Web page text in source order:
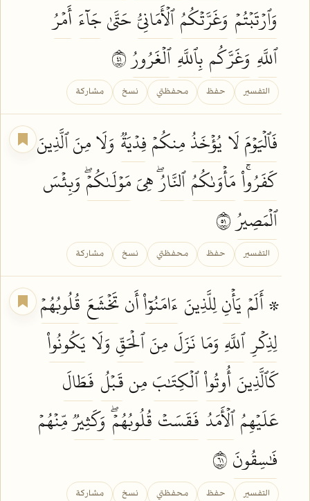
وَٱرۡتَبۡتُمۡ وَغَرَّتۡكُمُٱلۡأَمَانِيُّحَتَّىٰجَآءَ أَمۡرُ
ٱللَّهِ وَغَرَّكُم بِٱللَّهِ ٱلۡغَرُورُ
التفسير حفظ محفظتي نسخ مشاركة
فَٱلۡيَوۡمَلَا يُؤۡخَذُمِنكُمۡفِدۡيَةٞ وَلَا مِنَ ٱلَّذِينَ
كَفَرُواْۚ مَأۡوَىٰكُمُٱلنَّارُۖهِيَمَوۡلَىٰكُمۡۖوَبِئۡسَ
ٱلۡمَصِيرُ
التفسير حفظ محفظتي نسخ مشاركة
۞ أَلَمۡ يَأۡنِلِلَّذِينَ ءَامَنُوٓاْأَنتَخۡشَعَ قُلُوبُهُمۡ
لِذِكۡرِٱللَّهِ وَمَانَزَلَ مِنَٱلۡحَقِّ وَلَا يَكُونُواْ
كَٱلَّذِينَأُوتُواْٱلۡكِتَٰبَمِنقَبۡلُ فَطَالَ
عَلَيۡهِمُٱلۡأَمَدُ فَقَسَتۡ قُلُوبُهُمۡۖ وَكَثِيرٞمِّنۡهُمۡ
فَٰسِقُونَ
التفسير حفظ محفظتي نسخ مشاركة